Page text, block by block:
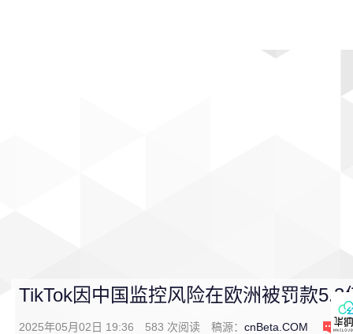
TikTok因中国监控风险在欧洲被罚款5.3
2025年05月02日 19:36 583 次阅读 稿源： cnBeta.COM 0